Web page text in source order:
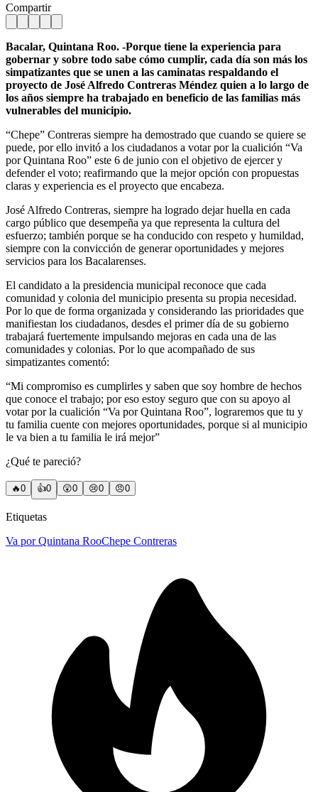
Compartir
Bacalar, Quintana Roo. -Porque tiene la experiencia para
gobernar y sobre todo sabe cómo cumplir, cada día son más los
simpatizantes que se unen a las caminatas respaldando el
proyecto de José Alfredo Contreras Méndez quien a lo largo de
los años siempre ha trabajado en beneficio de las familias más
vulnerables del municipio.
“Chepe” Contreras siempre ha demostrado que cuando se quiere se
puede, por ello invitó a los ciudadanos a votar por la cualición “Va
por Quintana Roo” este 6 de junio con el objetivo de ejercer y
defender el voto; reafirmando que la mejor opción con propuestas
claras y experiencia es el proyecto que encabeza.
José Alfredo Contreras, siempre ha logrado dejar huella en cada
cargo público que desempeña ya que representa la cultura del
esfuerzo; también porque se ha conducido con respeto y humildad,
siempre con la convicción de generar oportunidades y mejores
servicios para los Bacalarenses.
El candidato a la presidencia municipal reconoce que cada
comunidad y colonia del municipio presenta su propia necesidad.
Por lo que de forma organizada y considerando las prioridades que
manifiestan los ciudadanos, desdes el primer día de su gobierno
trabajará fuertemente impulsando mejoras en cada una de las
comunidades y colonias. Por lo que acompañado de sus
simpatizantes comentó:
“Mi compromiso es cumplirles y saben que soy hombre de hechos
que conoce el trabajo; por eso estoy seguro que con su apoyo al
votar por la cualición “Va por Quintana Roo”, lograremos que tu y
tu familia cuente con mejores oportunidades, porque si al municipio
le va bien a tu familia le irá mejor”
¿Qué te pareció?
🔥0 👍0 😲0 😢0 😠0
Etiquetas
Va por Quintana RooChepe Contreras